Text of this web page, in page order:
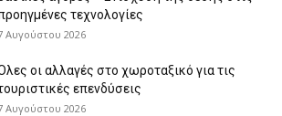
τεχνολογίες
Αυγούστου 2026
οι αλλαγές στο χωροταξικό για τις
επενδύσεις
Αυγούστου 2026